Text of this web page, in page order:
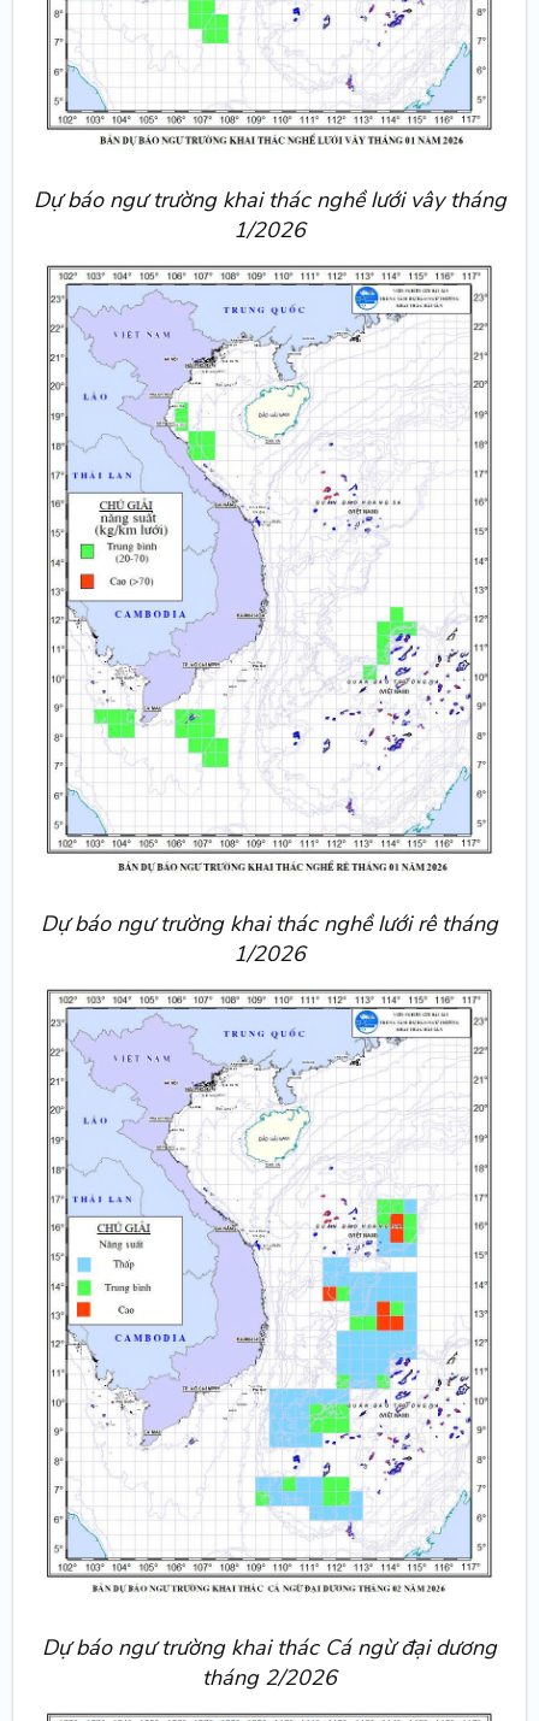
Dự báo ngư trường khai thác nghề lưới vây tháng
1/2026
Dự báo ngư trường khai thác nghề lưới rê tháng
1/2026
Dự báo ngư trường khai thác Cá ngừ đại dương
tháng 2/2026